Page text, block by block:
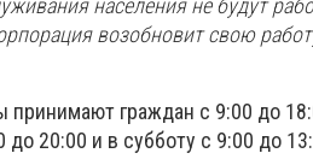
населения не будут
возобновит свою
принимают граждан с 9:00 до
до 20:00 и в субботу с 9:00 до